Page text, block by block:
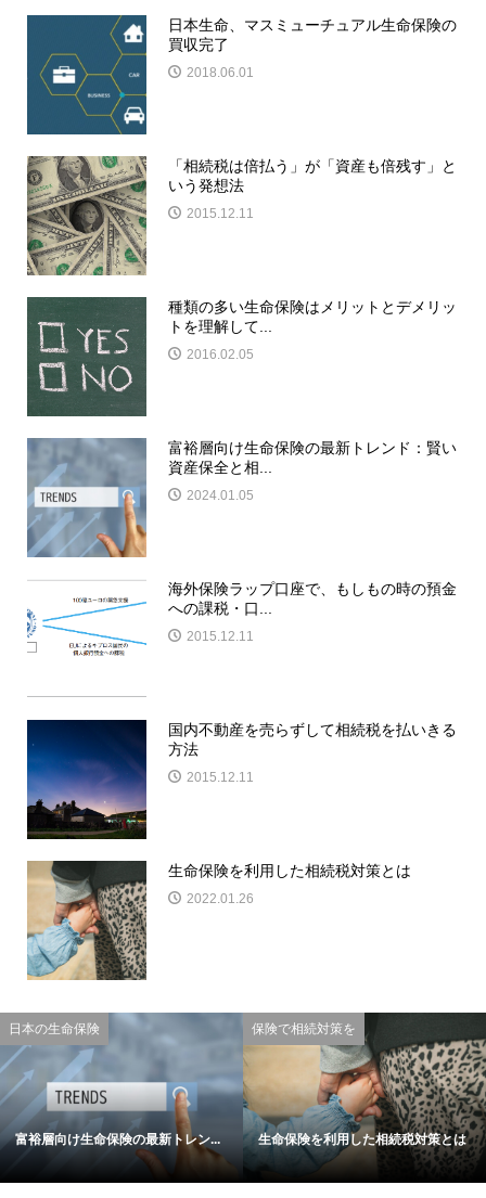
日本生命、マスミューチュアル生命保険の
買収完了
2018.06.01
「相続税は倍払う」が「資産も倍残す」と
いう発想法
2015.12.11
種類の多い生命保険はメリットとデメリッ
トを理解して...
2016.02.05
富裕層向け生命保険の最新トレンド：賢い
資産保全と相...
2024.01.05
海外保険ラップ口座で、もしもの時の預金
への課税・口...
2015.12.11
国内不動産を売らずして相続税を払いきる
方法
2015.12.11
生命保険を利用した相続税対策とは
2022.01.26
日本の生命保険
富裕層向け生命保険の最新トレン...
保険で相続対策を
生命保険を利用した相続税対策とは